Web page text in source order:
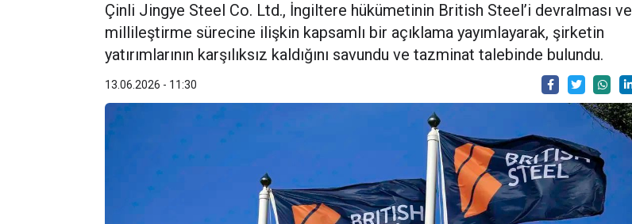
Çinli Jingye Steel Co. Ltd., İngiltere hükümetinin British Steel’i devralması ve
millileştirme sürecine ilişkin kapsamlı bir açıklama yayımlayarak, şirketin
yatırımlarının karşılıksız kaldığını savundu ve tazminat talebinde bulundu.
13.06.2026 - 11:30